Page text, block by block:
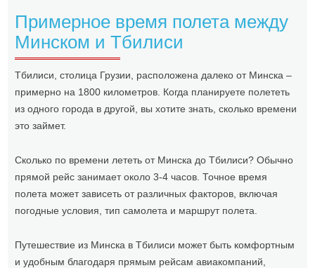
Примерное время полета между
Минском и Тбилиси
Тбилиси, столица Грузии, расположена далеко от Минска –
примерно на 1800 километров. Когда планируете полететь
из одного города в другой, вы хотите знать, сколько времени
это займет.
Сколько по времени лететь от Минска до Тбилиси? Обычно
прямой рейс занимает около 3-4 часов. Точное время
полета может зависеть от различных факторов, включая
погодные условия, тип самолета и маршрут полета.
Путешествие из Минска в Тбилиси может быть комфортным
и удобным благодаря прямым рейсам авиакомпаний,